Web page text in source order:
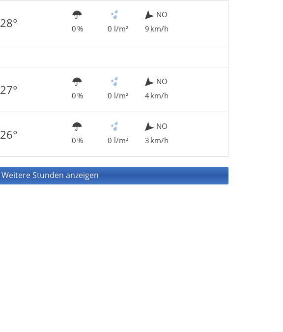
28° 0 % 0 l/m²
NO
9 km/h
27° 0 % 0 l/m²
NO
4 km/h
26° 0 % 0 l/m²
NO
3 km/h
Weitere Stunden anzeigen